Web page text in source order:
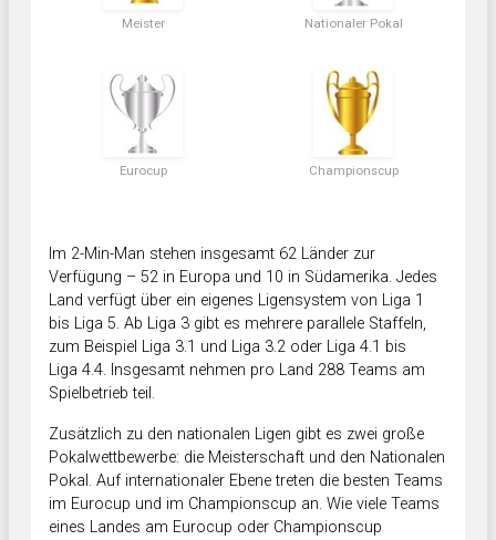
Meister Nationaler Pokal
Eurocup Championscup
Im 2-Min-Man stehen insgesamt 62 Länder zur
Verfügung – 52 in Europa und 10 in Südamerika. Jedes
Land verfügt über ein eigenes Ligensystem von Liga 1
bis Liga 5. Ab Liga 3 gibt es mehrere parallele Staffeln,
zum Beispiel Liga 3.1 und Liga 3.2 oder Liga 4.1 bis
Liga 4.4. Insgesamt nehmen pro Land 288 Teams am
Spielbetrieb teil.
Zusätzlich zu den nationalen Ligen gibt es zwei große
Pokalwettbewerbe: die Meisterschaft und den Nationalen
Pokal. Auf internationaler Ebene treten die besten Teams
im Eurocup und im Championscup an. Wie viele Teams
eines Landes am Eurocup oder Championscup